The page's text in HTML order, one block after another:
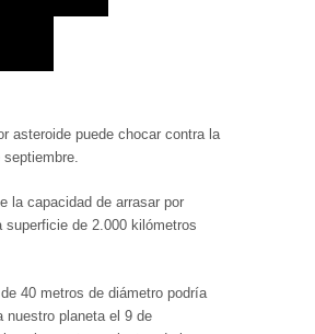
asteroide puede chocar contra la
la capacidad de arrasar por
superficie de 2.000 kilómetros
40 metros de diámetro podría
nuestro planeta el 9 de